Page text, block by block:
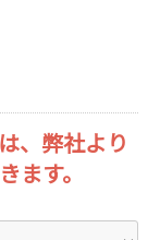
、弊社より
ます。